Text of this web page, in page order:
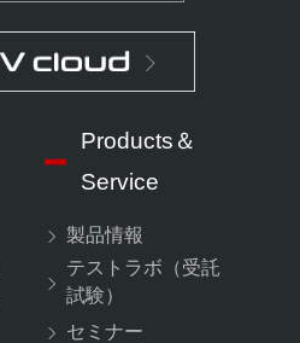
Products＆
Service
製品情報
テストラボ（受託
試験）
セミナー